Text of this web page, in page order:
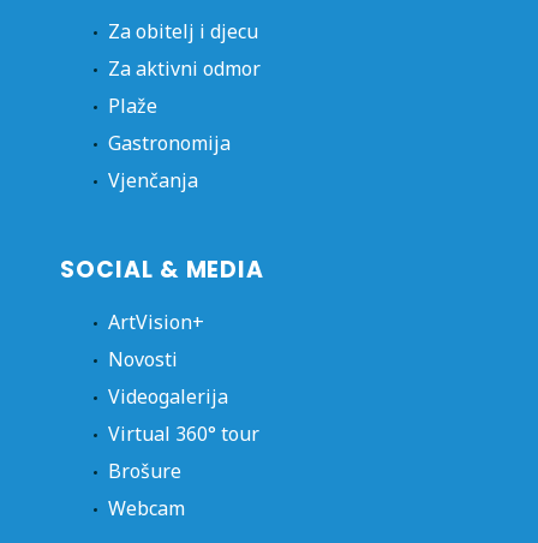
Za obitelj i djecu
Za aktivni odmor
Plaže
Gastronomija
Vjenčanja
SOCIAL & MEDIA
ArtVision+
Novosti
Videogalerija
Virtual 360° tour
Brošure
Webcam